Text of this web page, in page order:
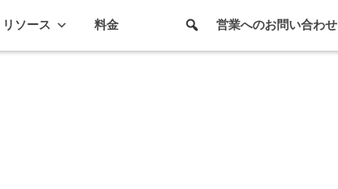
リソース 料金 営業へのお問い合わせ